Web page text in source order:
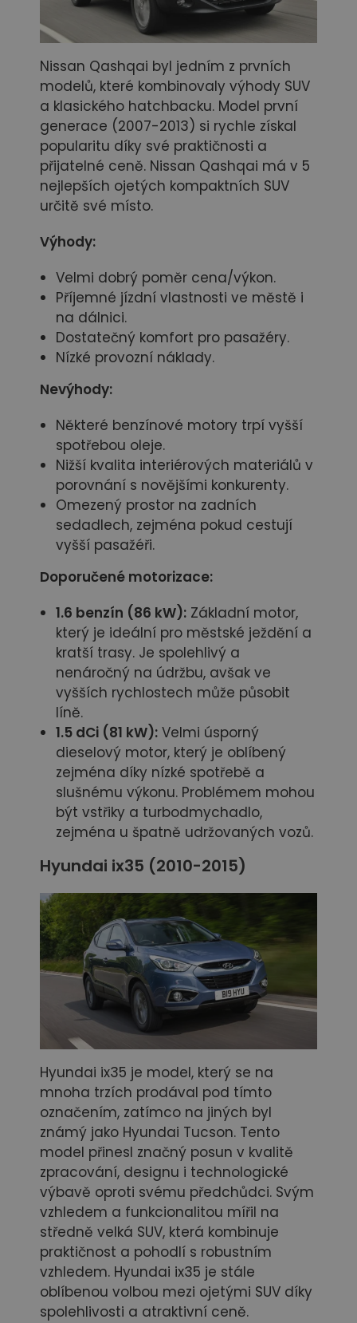
Nissan Qashqai byl jedním z prvních
modelů, které kombinovaly výhody SUV
a klasického hatchbacku. Model první
generace (2007-2013) si rychle získal
popularitu díky své praktičnosti a
přijatelné ceně. Nissan Qashqai má v 5
nejlepších ojetých kompaktních SUV
určitě své místo.
Výhody:
Velmi dobrý poměr cena/výkon.
Příjemné jízdní vlastnosti ve městě i
na dálnici.
Dostatečný komfort pro pasažéry.
Nízké provozní náklady.
Nevýhody:
Některé benzínové motory trpí vyšší
spotřebou oleje.
Nižší kvalita interiérových materiálů v
porovnání s novějšími konkurenty.
Omezený prostor na zadních
sedadlech, zejména pokud cestují
vyšší pasažéři.
Doporučené motorizace:
1.6 benzín (86 kW): Základní motor,
který je ideální pro městské ježdění a
kratší trasy. Je spolehlivý a
nenáročný na údržbu, avšak ve
vyšších rychlostech může působit
líně.
1.5 dCi (81 kW): Velmi úsporný
dieselový motor, který je oblíbený
zejména díky nízké spotřebě a
slušnému výkonu. Problémem mohou
být vstřiky a turbodmychadlo,
zejména u špatně udržovaných vozů.
Hyundai ix35 (2010-2015)
Hyundai ix35 je model, který se na
mnoha trzích prodával pod tímto
označením, zatímco na jiných byl
známý jako Hyundai Tucson. Tento
model přinesl značný posun v kvalitě
zpracování, designu i technologické
výbavě oproti svému předchůdci. Svým
vzhledem a funkcionalitou mířil na
středně velká SUV, která kombinuje
praktičnost a pohodlí s robustním
vzhledem. Hyundai ix35 je stále
oblíbenou volbou mezi ojetými SUV díky
spolehlivosti a atraktivní ceně.